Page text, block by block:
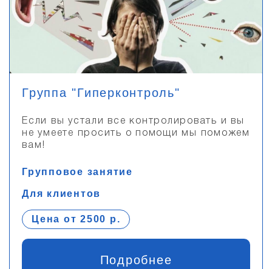
Группа "Гиперконтроль"
Если вы устали все контролировать и вы
не умеете просить о помощи мы поможем
вам!
Групповое занятие
Для клиентов
Цена от 2500 р.
Подробнее